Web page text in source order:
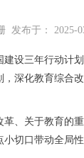
发布于： 2025-
设三年行动计
深化教育综
关于教育的
切口带动全局